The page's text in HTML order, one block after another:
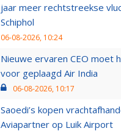
jaar meer rechtstreekse
Schiphol
06-08-2026, 10:24
Nieuwe ervaren CEO moet
voor geplaagd Air India
06-08-2026, 10:17
Saoedi’s kopen
Aviapartner op Luik Airport